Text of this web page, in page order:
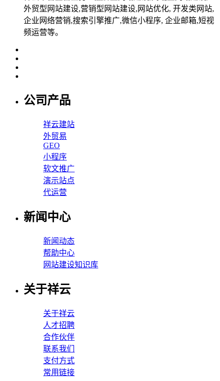
外贸型网站建设,营销型网站建设,网站优化, 开发类网站,
企业网络营销,搜索引擎推广,微信小程序, 企业邮箱,短视
频运营等。
公司产品
祥云建站
外贸易
GEO
小程序
软文推广
演示站点
代运营
新闻中心
新闻动态
帮助中心
网站建设知识库
关于祥云
关于祥云
人才招聘
合作伙伴
联系我们
支付方式
常用链接